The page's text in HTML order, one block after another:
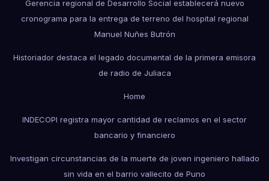
Gerencia regional de Desarrollo Social establecerá nuevo
cronograma para la entrega de terreno del hospital regional
Manuel Nuñes Butrón
Historiador destaca el legado documental de la primera emisora
de radio de Juliaca
Home
INDECOPI registra mayor cantidad de reclamos en el sector
bancario y financiero
Investigan circunstancias de la muerte de joven ingeniero hallado
sin vida en el barrio vallecito de Puno